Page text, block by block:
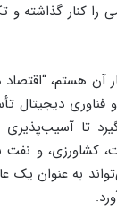
را کنار
آن هستم،
دیجیتال
تا
کشاورزی، و نفت
به عنوان یک